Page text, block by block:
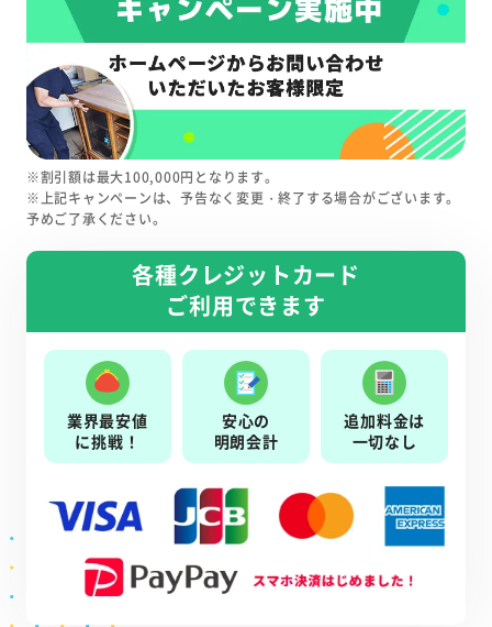
※割引額は最大100,000円となります。
※上記キャンペーンは、予告なく変更・終了する場合がございます。
予めご了承ください。
各種クレジットカード
ご利用できます
業界最安値
に挑戦！
安心の
明朗会計
追加料金は
一切なし